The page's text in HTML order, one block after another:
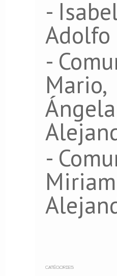
-
Adolfo
-
Mario,
-
CATÉGORIES